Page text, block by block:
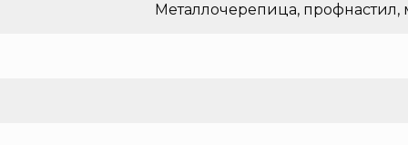
Металлочерепица, профнастил,